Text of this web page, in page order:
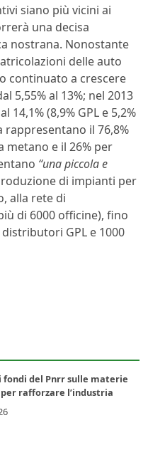
siano più vicini ai
una decisa
nostrana. Nonostante
delle auto
continuato a crescere
5,55% al 13%; nel 2013
(8,9% GPL e 5,2%
rappresentano il 76,8%
metano e il 26% per
“una piccola e
di impianti per
alla rete di
di 6000 officine), fino
GPL e 1000
fondi del Pnrr sulle materie
rafforzare l’industria